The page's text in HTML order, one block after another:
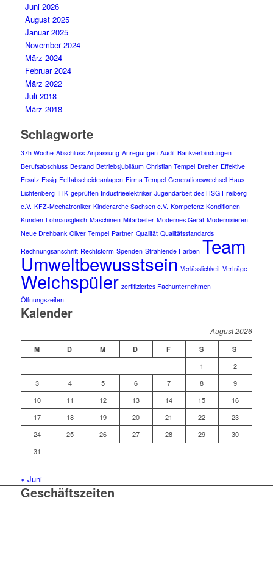
Juni 2026
August 2025
Januar 2025
November 2024
März 2024
Februar 2024
März 2022
Juli 2018
März 2018
Schlagworte
37h Woche Abschluss Anpassung Anregungen Audit Bankverbindungen
Berufsabschluss Bestand Betriebsjubiläum Christian Tempel Dreher Effektive
Ersatz Essig Fettabscheideanlagen Firma Tempel Generationswechsel Haus
Lichtenberg IHK-geprüften Industrieelektriker Jugendarbeit des HSG Freiberg
e.V. KFZ-Mechatroniker Kinderarche Sachsen e.V. Kompetenz Konditionen
Kunden Lohnausgleich Maschinen Mitarbeiter Modernes Gerät Modernisieren
Neue Drehbank Oliver Tempel Partner Qualität Qualitätsstandards
Rechnungsanschrift Rechtsform Spenden Strahlende Farben Team
Umweltbewusstsein Verlässlichkeit Verträge
Weichspüler zertifiziertes Fachunternehmen
Öffnungszeiten
Kalender
August 2026
M D M D F S S
1
2
3
4 5 6 7 8
9
10
11 12 13 14 15
16
17
18 19 20 21 22
23
24
25 26 27 28 29
30
31
« Juni
Geschäftszeiten